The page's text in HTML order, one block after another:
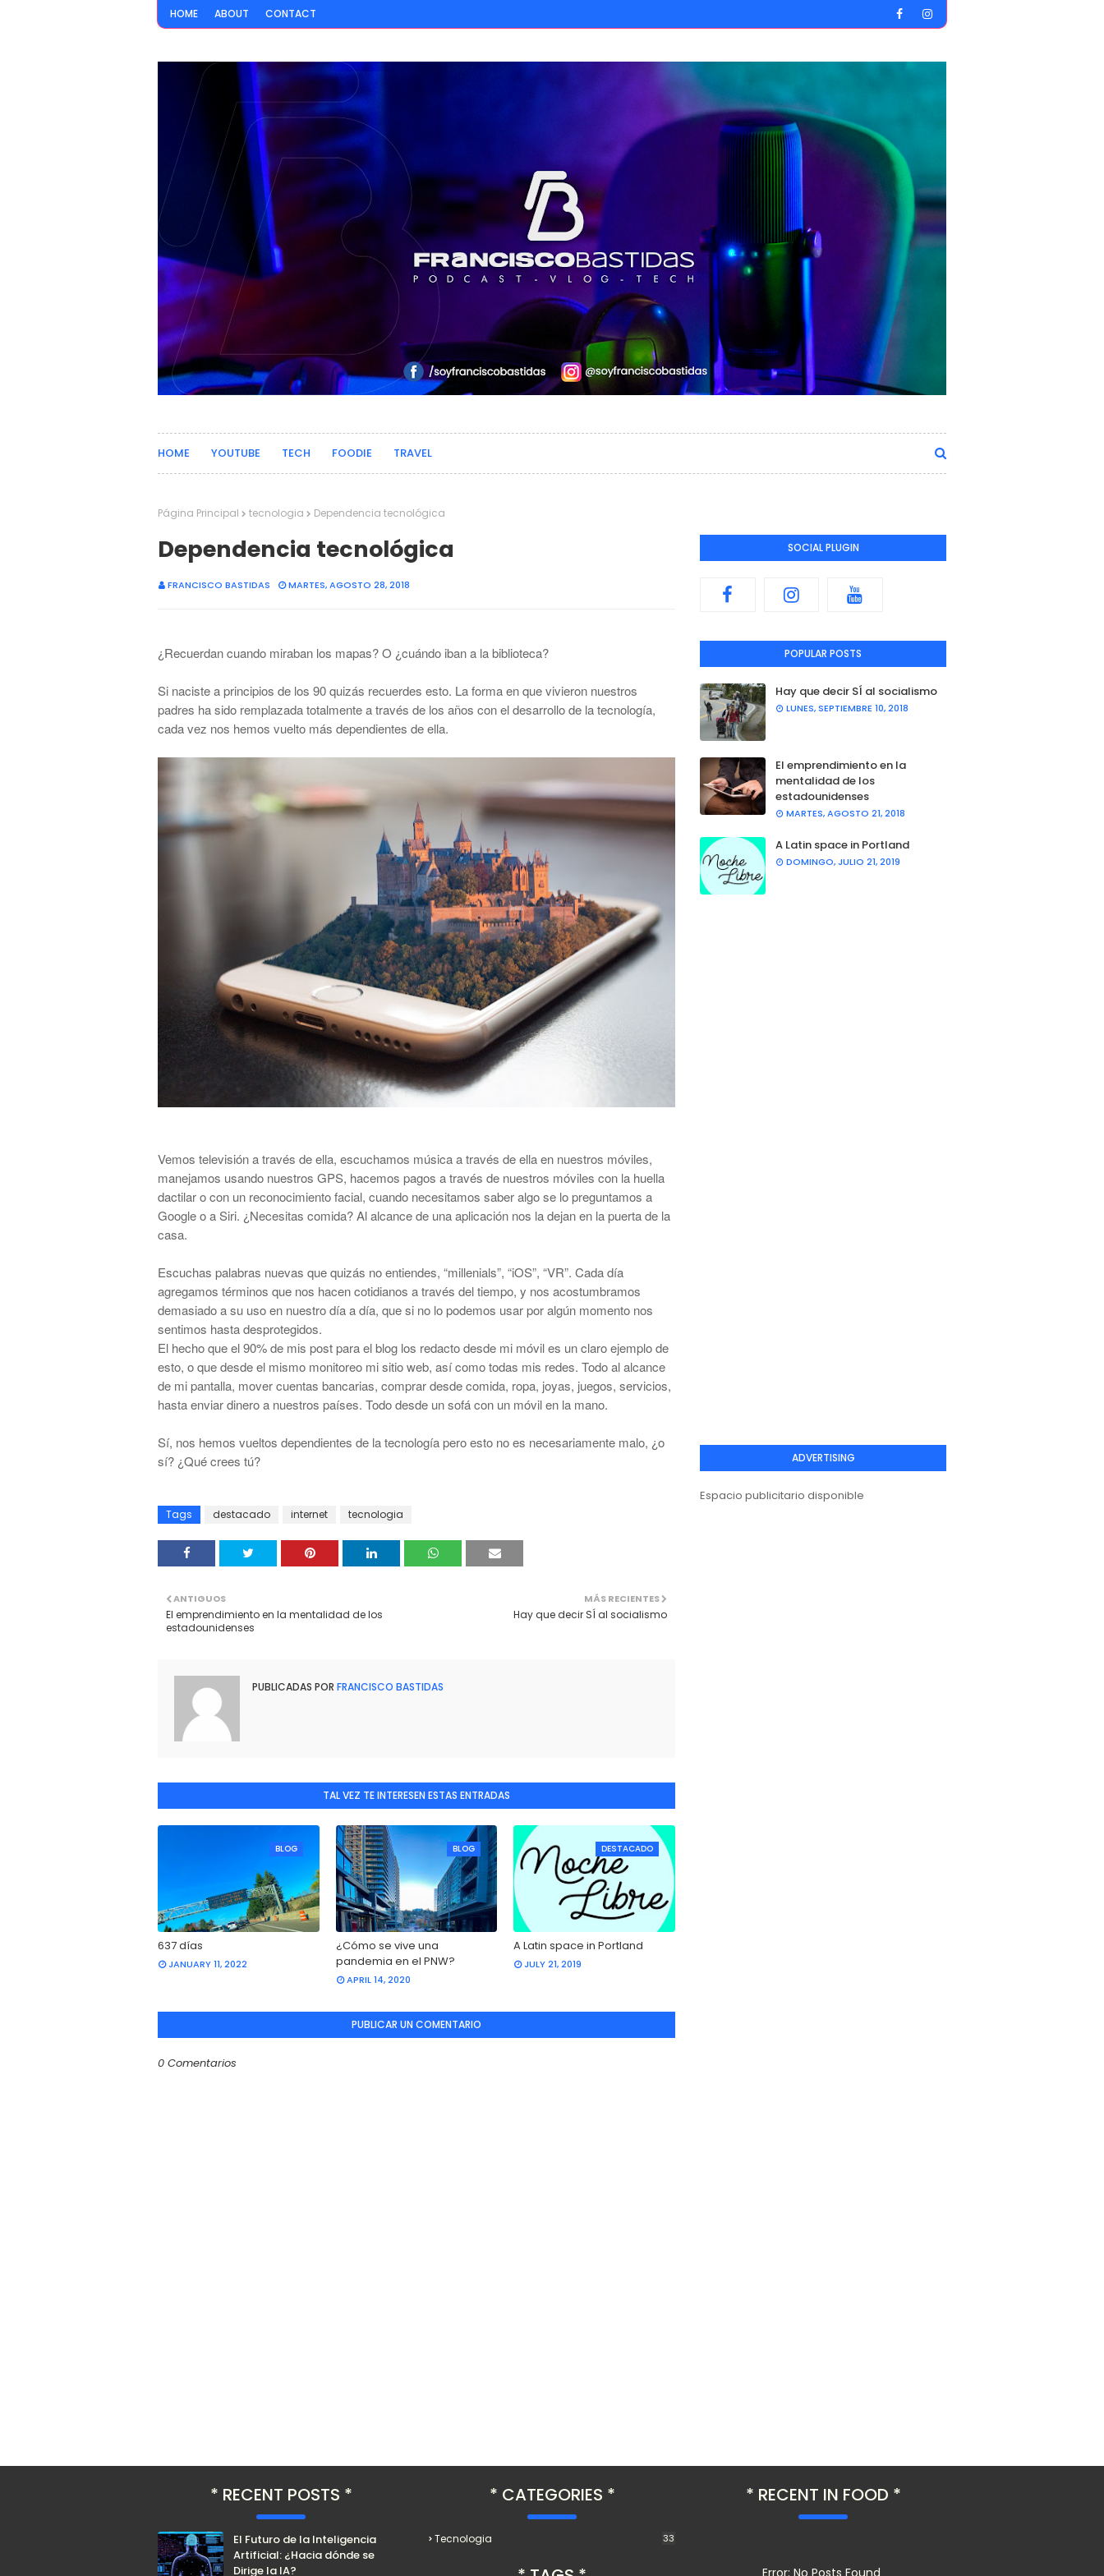
HOME ABOUT CONTACT
HOME YOUTUBE TECH FOODIE TRAVEL
Página Principal tecnologia Dependencia tecnológica
Dependencia tecnológica
FRANCISCO BASTIDAS MARTES, AGOSTO 28, 2018
¿Recuerdan cuando miraban los mapas? O ¿cuándo iban a la biblioteca?
Si naciste a principios de los 90 quizás recuerdes esto. La forma en que vivieron nuestros
padres ha sido remplazada totalmente a través de los años con el desarrollo de la tecnología,
cada vez nos hemos vuelto más dependientes de ella.
Vemos televisión a través de ella, escuchamos música a través de ella en nuestros móviles,
manejamos usando nuestros GPS, hacemos pagos a través de nuestros móviles con la huella
dactilar o con un reconocimiento facial, cuando necesitamos saber algo se lo preguntamos a
Google o a Siri. ¿Necesitas comida? Al alcance de una aplicación nos la dejan en la puerta de la
casa.
Escuchas palabras nuevas que quizás no entiendes, “millenials”, “iOS”, “VR”. Cada día
agregamos términos que nos hacen cotidianos a través del tiempo, y nos acostumbramos
demasiado a su uso en nuestro día a día, que si no lo podemos usar por algún momento nos
sentimos hasta desprotegidos.
El hecho que el 90% de mis post para el blog los redacto desde mi móvil es un claro ejemplo de
esto, o que desde el mismo monitoreo mi sitio web, asícomo todas mis redes. Todo al alcance
de mi pantalla, mover cuentas bancarias, comprar desde comida, ropa, joyas, juegos, servicios,
hasta enviar dinero a nuestros países. Todo desde un sofácon un móvil en la mano.
Sí, nos hemos vueltos dependientes de la tecnología pero esto no es necesariamente malo, ¿o
sí? ¿Quécrees tú?
Tags destacado internet tecnologia
MÁS RECIENTES
Hay que decir SÍ al socialismo
ANTIGUOS
El emprendimiento en la mentalidad de los
estadounidenses
PUBLICADAS POR FRANCISCO BASTIDAS
TAL VEZ TE INTERESEN ESTAS ENTRADAS
BLOG
637 días
JANUARY 11, 2022
BLOG
¿Cómo se vive una
pandemia en el PNW?
APRIL 14, 2020
DESTACADO
A Latin space in Portland
JULY 21, 2019
PUBLICAR UN COMENTARIO
0 Comentarios
SOCIAL PLUGIN
POPULAR POSTS
Hay que decir SÍ al socialismo
LUNES, SEPTIEMBRE 10, 2018
El emprendimiento en la
mentalidad de los
estadounidenses
MARTES, AGOSTO 21, 2018
A Latin space in Portland
DOMINGO, JULIO 21, 2019
ADVERTISING
Espacio publicitario disponible
RECENT POSTS
El Futuro de la Inteligencia
Artificial: ¿Hacia dónde se
Dirige la IA?
CATEGORIES
Tecnologia 33
RECENT IN FOOD
Error: No Posts Found